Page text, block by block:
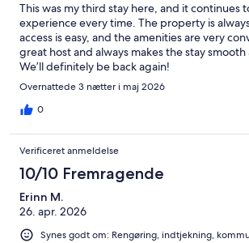
This was my third stay here, and it continues
experience every time. The property is
access is easy, and the amenities are very
great host and always makes the stay
We’ll definitely be back again!
Overnattede 3 nætter i maj 2026
0
Verificeret anmeldelse
10/10 Fremragende
Erinn M.
26. apr. 2026
Synes godt om: Rengøring, indtjekning,